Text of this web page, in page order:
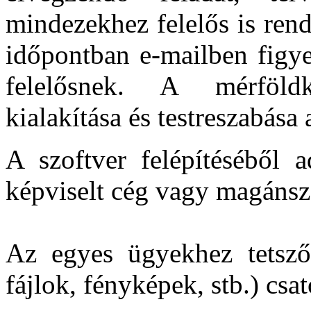
mindezekhez felelős is
időpontban e-mailben
felelősnek. A
kialakítása és
A szoftver felépítéséből
képviselt cég vagy
Az egyes ügyekhez
fájlok, fényképek, stb.)